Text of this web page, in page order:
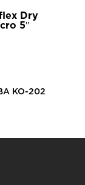
Dry
5″
KO-202